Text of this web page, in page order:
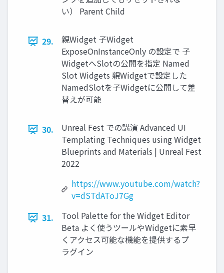
い） Parent Child
29.
親Widget 子Widget
ExposeOnInstanceOnly の設定で 子
WidgetへSlotの公開を指定 Named
Slot Widgets 親Widgetで設定した
NamedSlotを子Widgetに公開して差
替えが可能
30.
Unreal Fest での講演 Advanced UI
Templating Techniques using Widget
Blueprints and Materials | Unreal Fest
2022
https://www.youtube.com/watch?
v=dSTdAToJ7Gg
31.
Tool Palette for the Widget Editor
Beta よく使うツールやWidgetに素早
くアクセス可能な機能を提供するプ
ラグイン